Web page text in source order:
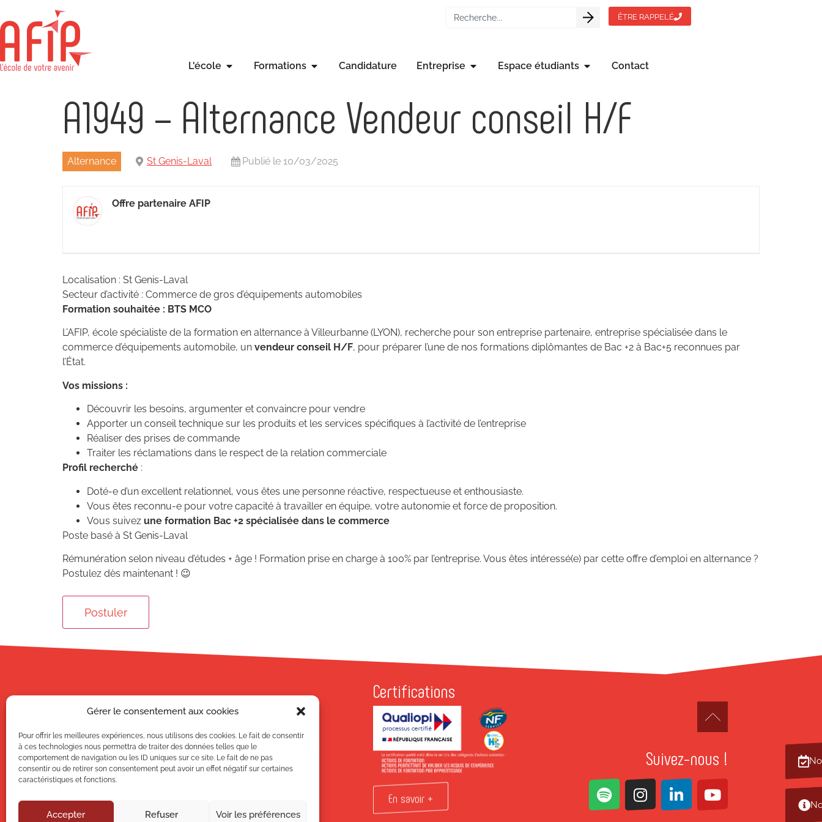
Gérer le consentement aux cookies
Pour offrir les meilleures expériences, nous utilisons des cookies. Le fait de consentir
à ces technologies nous permettra de traiter des données telles que le
comportement de navigation ou les ID uniques sur ce site. Le fait de ne pas
consentir ou de retirer son consentement peut avoir un effet négatif sur certaines
caractéristiques et fonctions.
Accepter Refuser Voir les préférences
ÊTRE RAPPELÉ
L'école Formations Candidature Entreprise Espace étudiants Contact
A1949 – Alternance Vendeur conseil H/F
Alternance St Genis-Laval Publié le 10/03/2025
Offre partenaire AFIP
Localisation : St Genis-Laval
Secteur d’activité : Commerce de gros d’équipements automobiles
Formation souhaitée : BTS MCO
L’AFIP, école spécialiste de la formation en alternance à Villeurbanne (LYON), recherche pour son entreprise partenaire, entreprise spécialisée dans le
commerce d’équipements automobile, un vendeur conseil H/F, pour préparer l’une de nos formations diplômantes de Bac +2 à Bac+5 reconnues par
l’État.
Vos missions :
Découvrir les besoins, argumenter et convaincre pour vendre
Apporter un conseil technique sur les produits et les services spécifiques à l’activité de l’entreprise
Réaliser des prises de commande
Traiter les réclamations dans le respect de la relation commerciale
Profil recherché :
Doté-e d’un excellent relationnel, vous êtes une personne réactive, respectueuse et enthousiaste.
Vous êtes reconnu-e pour votre capacité à travailler en équipe, votre autonomie et force de proposition.
Vous suivez une formation Bac +2 spécialisée dans le commerce
Poste basé à St Genis-Laval
Rémunération selon niveau d’études + âge ! Formation prise en charge à 100% par l’entreprise. Vous êtes intéressé(e) par cette offre d’emploi en alternance ?
Postulez dès maintenant ! 😉
CAMPUS AFIP
40, rue des Antonins
69100VILLEURBANNE
+33 (0) 4 78 37 81 81
Certifications
En savoir +
Suivez-nous !